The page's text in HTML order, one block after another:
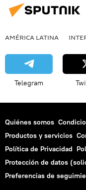
AMÉRICA LATINA
Telegram
Quiénes somos
Productos y servicios
Política de Privacidad
Protección de datos
Preferencias de